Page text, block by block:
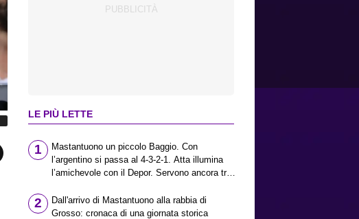
LE PIÙ LETTE
1
Mastantuono un piccolo Baggio. Con
l’argentino si passa al 4-3-2-1. Atta illumina
l’amichevole con il Depor. Servono ancora tre
Antognoni, un finale senza vincitori
2
Dall'arrivo di Mastantuono alla rabbia di
Grosso: cronaca di una giornata storica